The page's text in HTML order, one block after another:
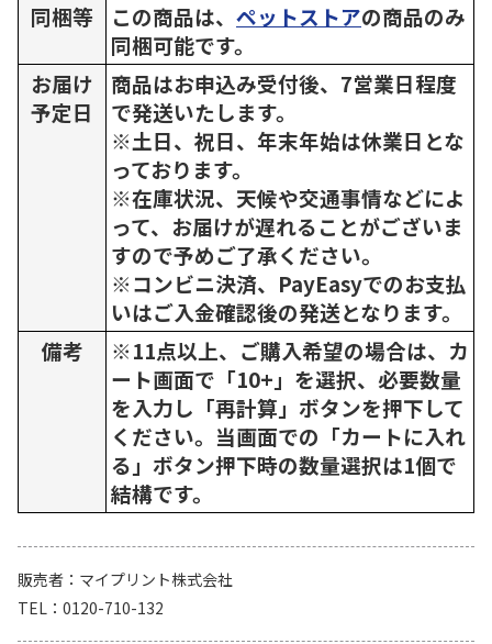
同梱等
この商品は、 ペットストアの商品のみ
同梱可能です。
お届け
予定日
商品はお申込み受付後、7営業日程度
で発送いたします。
※土日、祝日、年末年始は休業日とな
っております。
※在庫状況、天候や交通事情などによ
って、お届けが遅れることがございま
すので予めご了承ください。
※コンビニ決済、PayEasyでのお支払
いはご入金確認後の発送となります。
備考
※11点以上、ご購入希望の場合は、カ
ート画面で「10+」を選択、必要数量
を入力し「再計算」ボタンを押下して
ください。当画面での「カートに入れ
る」ボタン押下時の数量選択は1個で
結構です。
販売者
マイプリント株式会社
TEL
0120-710-132